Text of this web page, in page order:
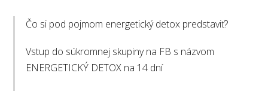
Čo si pod pojmom energetický detox predstaviť?
Vstup do súkromnej skupiny na FB s názvom
ENERGETICKÝ DETOX na 14 dní